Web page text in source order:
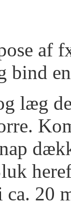
af
bind
læg
20